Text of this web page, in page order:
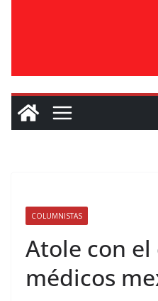
COLUMNISTAS
Atole con el
médicos